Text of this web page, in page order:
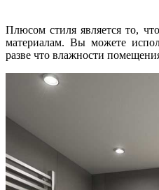
Плюсом стиля является то,
материалам. Вы можете
разве что влажности